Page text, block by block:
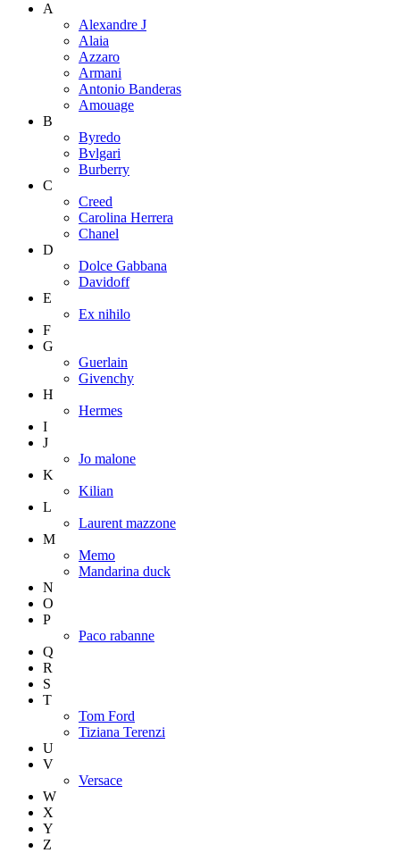
А
Alexandre J
Alaia
Azzaro
Armani
Antonio Banderas
Amouage
B
Byredo
Bvlgari
Burberry
C
Creed
Carolina Herrera
Chanel
D
Dolce Gabbana
Davidoff
E
Ex nihilo
F
G
Guerlain
Givenchy
H
Hermes
I
J
Jo malone
K
Kilian
L
Laurent mazzone
M
Memo
Mandarina duck
N
O
P
Paco rabanne
Q
R
S
T
Tom Ford
Tiziana Terenzi
U
V
Versace
W
X
Y
Z